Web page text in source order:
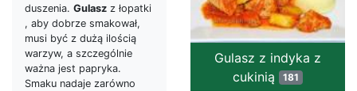
duszenia. Gulasz z łopatki
, aby dobrze smakował,
musi być z dużą ilością
warzyw, a szczególnie
ważna jest papryka.
Smaku nadaje zarówno
Gulasz z indyka z
cukinią 181